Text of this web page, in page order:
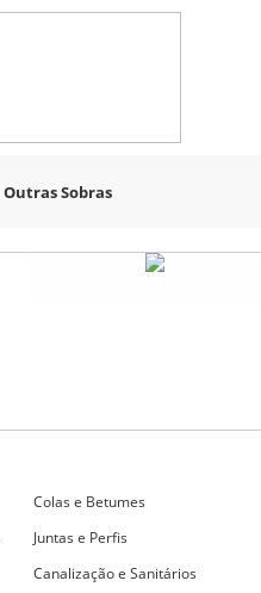
Outras Sobras
Colas e Betumes
Juntas e Perfis
Canalização e Sanitários